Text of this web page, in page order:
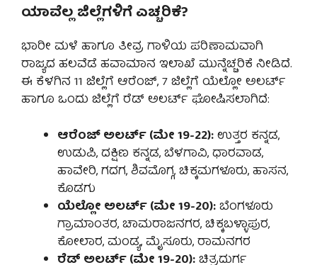
ಯಾವೆಲ್ಲ ಜಿಲ್ಲೆಗಳಿಗೆ ಎಚ್ಚರಿಕೆ?
ಭಾರೀ ಮಳೆ ಹಾಗೂ ತೀವ್ರ ಗಾಳಿಯ ಪರಿಣಾಮವಾಗಿ
ರಾಜ್ಯದ ಹಲವೆಡೆ ಹವಾಮಾನ ಇಲಾಖೆ ಮುನ್ನೆಚ್ಚರಿಕೆ ನೀಡಿದೆ.
ಈ ಕೆಳಗಿನ 11 ಜಿಲ್ಲೆಗೆ ಆರೆಂಜ್, 7 ಜಿಲ್ಲೆಗೆ ಯೆಲ್ಲೋ ಅಲರ್ಟ್
ಹಾಗೂ ಒಂದು ಜಿಲ್ಲೆಗೆ ರೆಡ್ ಅಲರ್ಟ್ ಘೋಷಿಸಲಾಗಿದೆ:
ಆರೆಂಜ್ ಅಲರ್ಟ್ (ಮೇ 19-22):ಉತ್ತರ ಕನ್ನಡ,
ಉಡುಪಿ, ದಕ್ಷಿಣ ಕನ್ನಡ, ಬೆಳಗಾವಿ, ಧಾರವಾಡ,
ಹಾವೇರಿ, ಗದಗ, ಶಿವಮೊಗ್ಗ, ಚಿಕ್ಕಮಗಳೂರು, ಹಾಸನ,
ಕೊಡಗು
ಯೆಲ್ಲೋ ಅಲರ್ಟ್ (ಮೇ 19-20):ಬೆಂಗಳೂರು
ಗ್ರಾಮಾಂತರ, ಚಾಮರಾಜನಗರ, ಚಿಕ್ಕಬಳ್ಳಾಪುರ,
ಕೋಲಾರ, ಮಂಡ್ಯ, ಮೈಸೂರು, ರಾಮನಗರ
ರೆಡ್ ಅಲರ್ಟ್ (ಮೇ 19-20):ಚಿತ್ರದುರ್ಗ